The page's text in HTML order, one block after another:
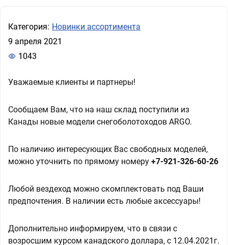
Категория: Новинки ассортимента
9 апреля 2021
1043
Уважаемые клиенты и партнеры!
Сообщаем Вам, что на наш склад поступили из
Канады новые модели снегоболотоходов ARGO.
По наличию интересующих Вас свободных моделей,
можно уточнить по прямому номеру +7-921-326-60-26
Любой вездеход можно скомплектовать под Ваши
предпочтения. В наличии есть любые аксессуары!
Дополнительно информируем, что в связи с
возросшим курсом канадского доллара, с 12.04.2021г.